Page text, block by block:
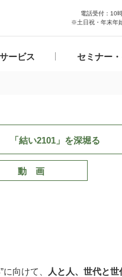
電話受付：10
※土日祝・年末年
ービス セミナー
「結い2101」 を深堀る
動 画
向けて、 人と人、世代と